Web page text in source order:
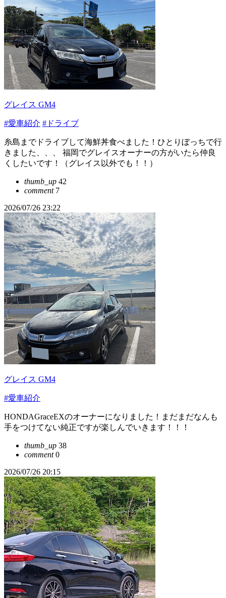
グレイス GM4
#愛車紹介 #ドライブ
糸島までドライブして海鮮丼食べました！ひとりぼっちで行
きました、、、 福岡でグレイスオーナーの方がいたら仲良
くしたいです！（グレイス以外でも！！）
thumb_up 42
comment7
2026/07/26 23:22
グレイス GM4
#愛車紹介
HONDAGraceEXのオーナーになりました！まだまだなんも
手をつけてない純正ですが楽しんでいきます！！！
thumb_up 38
comment0
2026/07/26 20:15